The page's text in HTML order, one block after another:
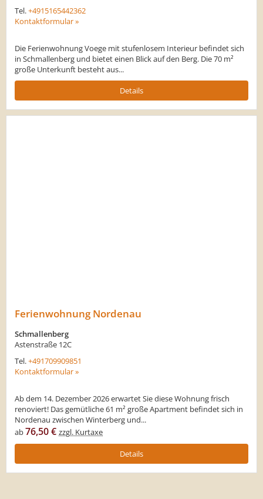
Tel.+4915165442362
Kontaktformular »
Die Ferienwohnung Voege mit stufenlosem Interieur befindet sich
in Schmallenberg und bietet einen Blick auf den Berg. Die 70 m²
große Unterkunft besteht aus...
Details
Ferienwohnung Nordenau
Schmallenberg
Astenstraße 12C
Tel.+491709909851
Kontaktformular »
Ab dem 14. Dezember 2026 erwartet Sie diese Wohnung frisch
renoviert! Das gemütliche 61 m² große Apartment befindet sich in
Nordenau zwischen Winterberg und...
ab76,50 € zzgl. Kurtaxe
Details